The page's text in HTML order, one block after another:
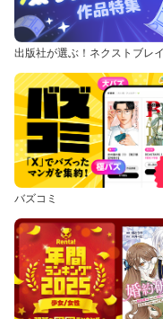
バズコミ